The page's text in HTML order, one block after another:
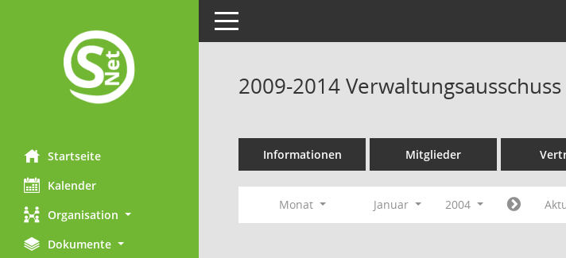
Startseite
Kalender
Organisation
Dokumente
Toggle navigation
2009-2014
Informationen Mitglieder
Monat Januar 2004